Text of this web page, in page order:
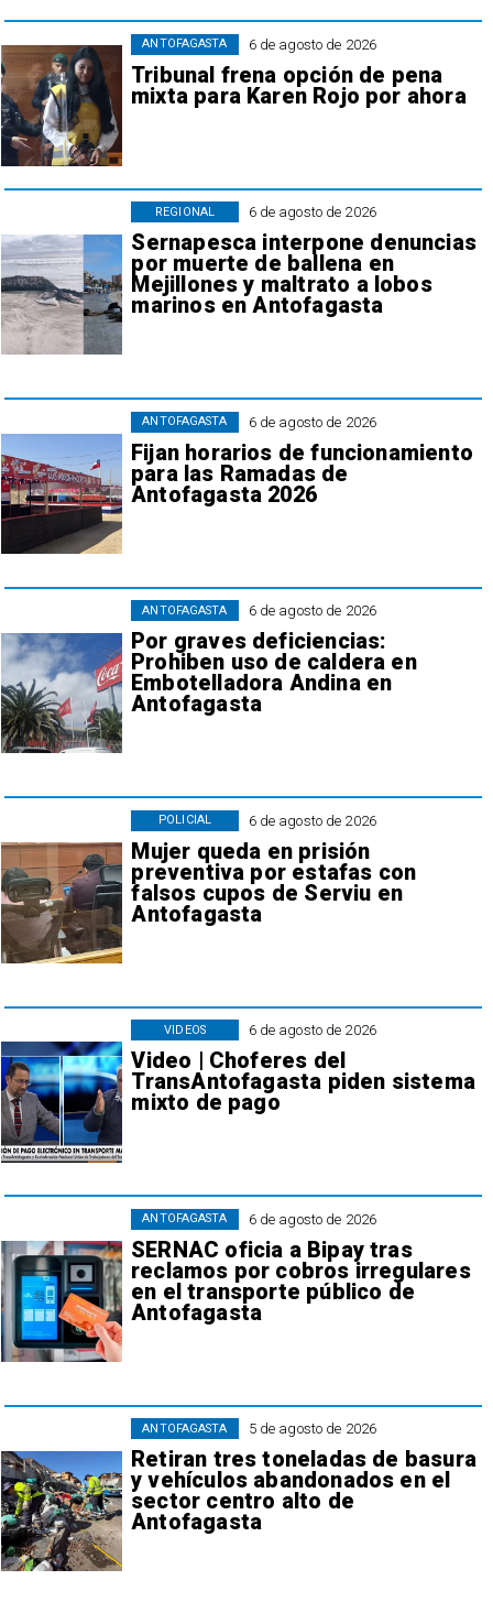
6 de agosto de 2026
Tribunal frena opción de pena
mixta para Karen Rojo por ahora
ANTOFAGASTA
6 de agosto de 2026
Sernapesca interpone denuncias
por muerte de ballena en
Mejillones y maltrato a lobos
marinos en Antofagasta
REGIONAL
6 de agosto de 2026
Fijan horarios de funcionamiento
para las Ramadas de
Antofagasta 2026
ANTOFAGASTA
6 de agosto de 2026
Por graves deficiencias:
Prohiben uso de caldera en
Embotelladora Andina en
Antofagasta
ANTOFAGASTA
6 de agosto de 2026
Mujer queda en prisión
preventiva por estafas con
falsos cupos de Serviu en
Antofagasta
POLICIAL
6 de agosto de 2026
Video | Choferes del
TransAntofagasta piden sistema
mixto de pago
VIDEOS
6 de agosto de 2026
SERNAC oficia a Bipay tras
reclamos por cobros irregulares
en el transporte público de
Antofagasta
ANTOFAGASTA
5 de agosto de 2026
Retiran tres toneladas de basura
y vehículos abandonados en el
sector centro alto de
Antofagasta
ANTOFAGASTA